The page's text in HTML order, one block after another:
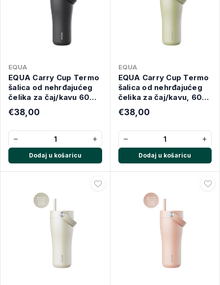
EQUA
EQUA Carry Cup Termo
šalica od nehrđajućeg
čelika za čaj/kavu 600
ml, crna
€38,00
− +
Dodaj u košaricu
EQUA
EQUA Carry Cup Termo
šalica od nehrđajućeg
čelika za čaj/kavu, 600
ml, Matcha
€38,00
− +
Dodaj u košaricu